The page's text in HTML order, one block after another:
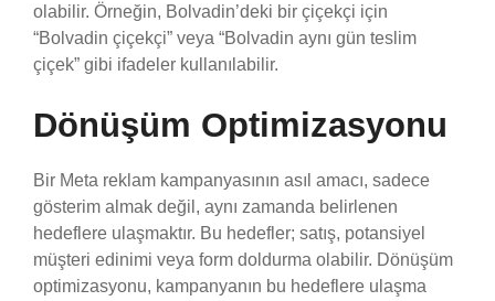
olabilir. Örneğin, Bolvadin’deki bir çiçekçi için
“Bolvadin çiçekçi” veya “Bolvadin aynı gün teslim
çiçek” gibi ifadeler kullanılabilir.
Dönüşüm Optimizasyonu
Bir Meta reklam kampanyasının asıl amacı, sadece
gösterim almak değil, aynı zamanda belirlenen
hedeflere ulaşmaktır. Bu hedefler; satış, potansiyel
müşteri edinimi veya form doldurma olabilir. Dönüşüm
optimizasyonu, kampanyanın bu hedeflere ulaşma